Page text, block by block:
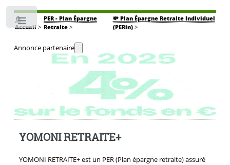
🏠
Accueil>
PER - Plan Épargne
Retraite >
💸 Plan Épargne Retraite Individuel
(PERin)>
Annonce partenaire
YOMONI RETRAITE+
YOMONI RETRAITE+ est un PER (Plan épargne retraite) assuré
Toggle